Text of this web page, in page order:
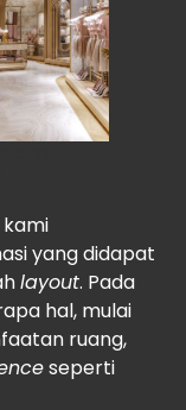
yang didapat
layout. Pada
hal, mulai
ruang,
seperti